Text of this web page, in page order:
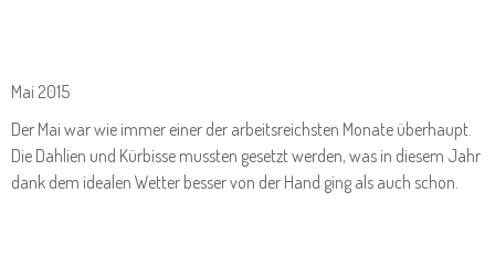
Mai 2015
Der Mai war wie immer einer der arbeitsreichsten Monate überhaupt.
Die Dahlien und Kürbisse mussten gesetzt werden, was in diesem Jahr
dank dem idealen Wetter besser von der Hand ging als auch schon.